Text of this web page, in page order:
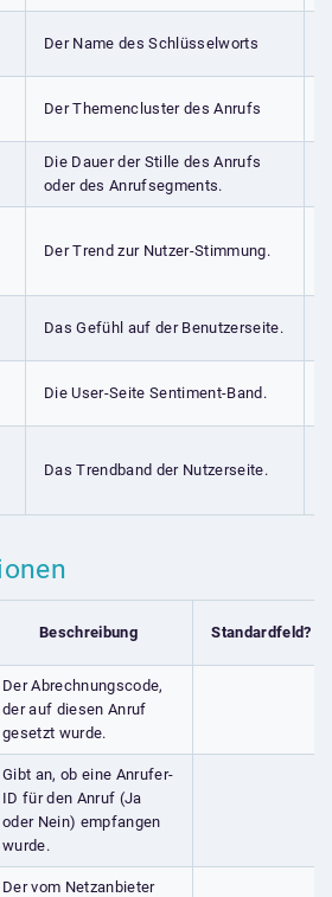
Der Name des Schlüsselworts
Der Themencluster des Anrufs
Die Dauer der Stille des Anrufs
oder des Anrufsegments.
Der Trend zur Nutzer-Stimmung.
Das Gefühl auf der Benutzerseite.
Die User-Seite Sentiment-Band.
Das Trendband der Nutzerseite.
Beschreibung Standardfeld?
Der Abrechnungscode,
der auf diesen Anruf
gesetzt wurde.
Gibt an, ob eine Anrufer-
ID für den Anruf (Ja
oder Nein) empfangen
wurde.
Der vom Netzanbieter